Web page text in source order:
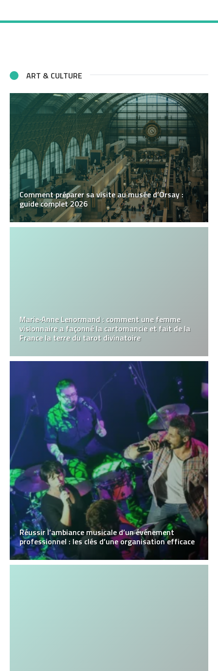
ART & CULTURE
Comment préparer sa visite au musée d’Orsay :
guide complet 2026
Marie‑Anne Lenormand : comment une femme
visionnaire a façonné la cartomancie et fait de la
France la terre du tarot divinatoire
Réussir l’ambiance musicale d’un événement
professionnel : les clés d’une organisation efficace